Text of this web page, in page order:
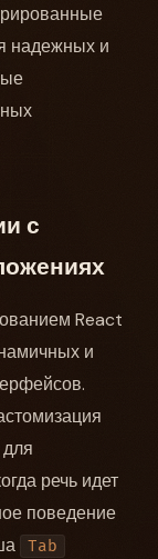
надежных и
с
React
и
речь идет
поведение
Tab